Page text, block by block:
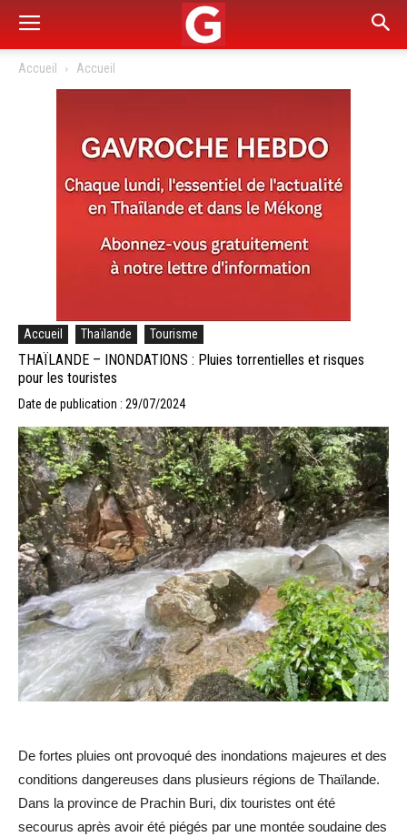
Accueil Accueil
Accueil Thaïlande Tourisme
THAÏLANDE – INONDATIONS : Pluies torrentielles et risques
pour les touristes
Date de publication : 29/07/2024
De fortes pluies ont provoqué des inondations majeures et des
conditions dangereuses dans plusieurs régions de Thaïlande.
Dans la province de Prachin Buri, dix touristes ont été
secourus après avoir été piégés par une montée soudaine des